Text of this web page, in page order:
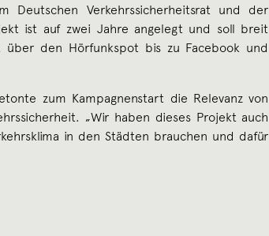
Deutschen Verkehrssicherheitsrat und der
ist auf zwei Jahre angelegt und soll breit
über den Hörfunkspot bis zu Facebook und
zum Kampagnenstart die Relevanz von
„Wir haben dieses Projekt auch
in den Städten brauchen und dafür